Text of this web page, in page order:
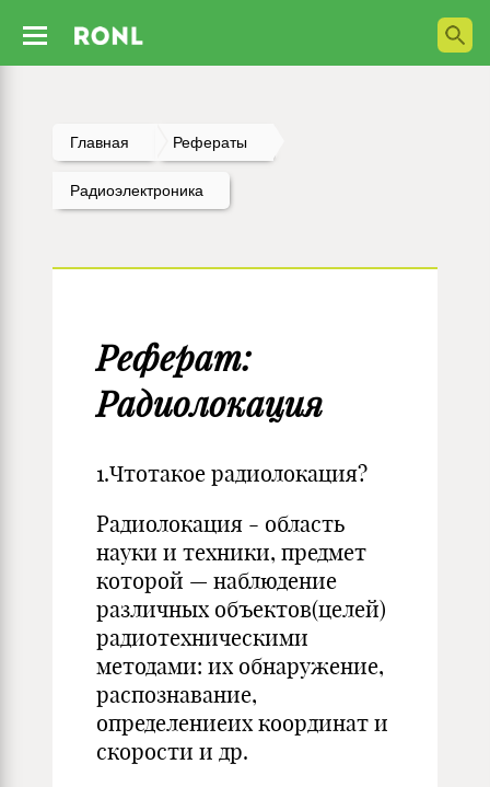
Главная Рефераты
Радиоэлектроника
Реферат:
Радиолокация
1.Чтотакое радиолокация?
Радиолокация - область
науки и техники, предмет
которой — наблюдение
различных объектов(целей)
радиотехническими
методами: их обнаружение,
распознавание,
определениеих координат и
скорости и др.